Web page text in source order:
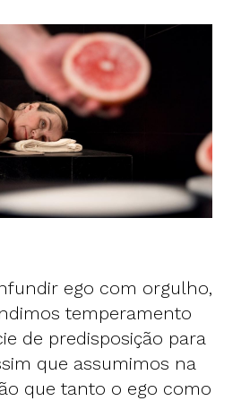
ego com orgulho,
temperamento
de predisposição para
que assumimos na
que tanto o ego como